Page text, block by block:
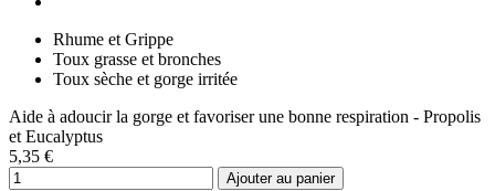
Rhume et Grippe
Toux grasse et bronches
Toux sèche et gorge irritée
Aide à adoucir la gorge et favoriser une bonne respiration - Propolis
et Eucalyptus
5,35 €
Ajouter au panier